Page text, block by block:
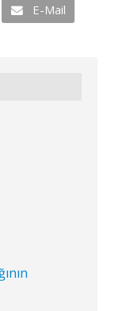
E-Mail